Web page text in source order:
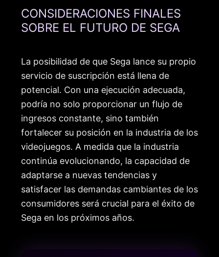
CONSIDERACIONES FINALES
SOBRE EL FUTURO DE SEGA
La posibilidad de que Sega lance su propio
servicio de suscripción está llena de
potencial. Con una ejecución adecuada,
podría no solo proporcionar un flujo de
ingresos constante, sino también
fortalecer su posición en la industria de los
videojuegos. A medida que la industria
continúa evolucionando, la capacidad de
adaptarse a nuevas tendencias y
satisfacer las demandas cambiantes de los
consumidores será crucial para el éxito de
Sega en los próximos años.